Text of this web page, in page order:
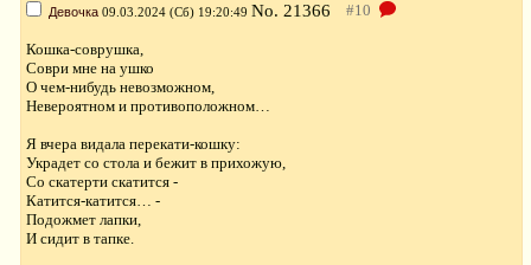
Девочка 09.03.2024 (Сб) 19:20:49 No. 21366
Кошка-соврушка,
Соври мне на ушко
О чем-нибудь невозможном,
Невероятном и противоположном…
Я вчера видала перекати-кошку:
Украдет со стола и бежит в прихожую,
Со скатерти скатится -
Катится-катится… -
Подожмет лапки,
И сидит в тапке.